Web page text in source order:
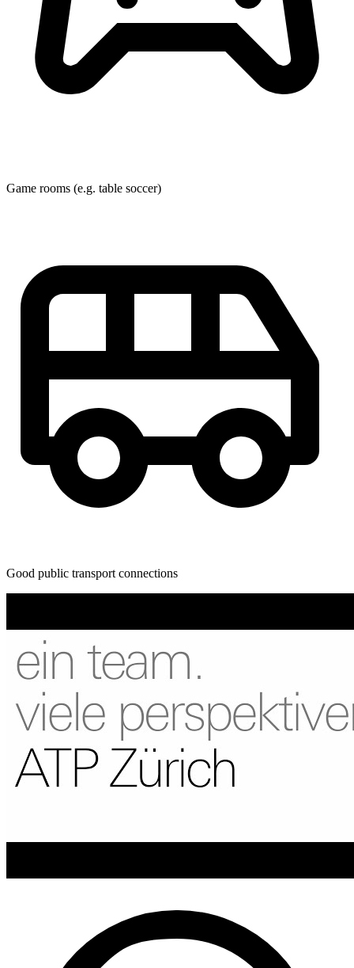
Game rooms (e.g. table soccer)
Good public transport connections